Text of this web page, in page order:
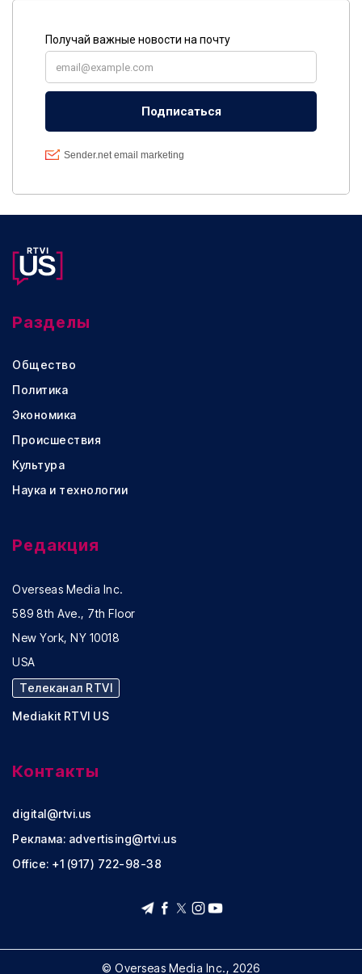
Разделы
Общество
Политика
Экономика
Происшествия
Культура
Наука и технологии
Редакция
Overseas Media Inc.
589 8th Ave., 7th Floor
New York, NY 10018
USA
Телеканал RTVI
Mediakit RTVI US
Контакты
digital@rtvi.us
Реклама: advertising@rtvi.us
Office: +1 (917) 722-98-38
© Overseas Media Inc., 2026